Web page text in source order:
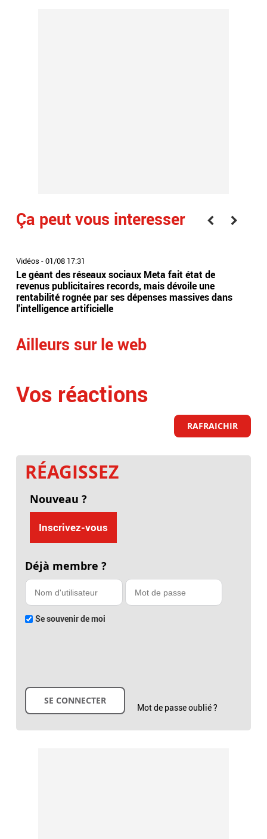
Ça peut vous interesser
Vidéos -01/08 17:31
Le géant des réseaux sociaux Meta fait état de
revenus publicitaires records, mais dévoile une
rentabilité rognée par ses dépenses massives dans
l'intelligence artificielle
Ailleurs sur le web
Vos réactions
RAFRAICHIR
RÉAGISSEZ
Nouveau ?
Inscrivez-vous
Déjà membre ?
Se souvenir de moi
Mot de passe oublié ?